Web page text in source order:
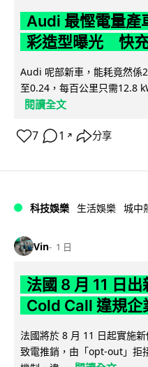
Audi 最慳電量
彩造型曝光 快
Audi 呢部新車，能耗竟然係
至0.24，每百公里只需12.8
閱讀全文
7 1 ↗ 分享
科技娛樂 生活娛樂 城中
Vin 1 日
法國 8 月 11 日
Cold Call 違規
法國將於 8 月 11 日起實施
致電推銷，由「opt-out」拒